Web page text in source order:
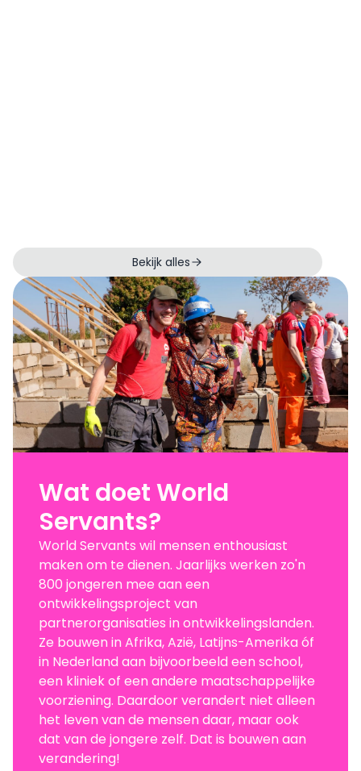
Bekijk alles
Wat doet World
Servants?
World Servants wil mensen enthousiast
maken om te dienen. Jaarlijks werken zo'n
800 jongeren mee aan een
ontwikkelingsproject van
partnerorganisaties in ontwikkelingslanden.
Ze bouwen in Afrika, Azië, Latijns-Amerika óf
in Nederland aan bijvoorbeeld een school,
een kliniek of een andere maatschappelijke
voorziening. Daardoor verandert niet alleen
het leven van de mensen daar, maar ook
dat van de jongere zelf. Dat is bouwen aan
verandering!